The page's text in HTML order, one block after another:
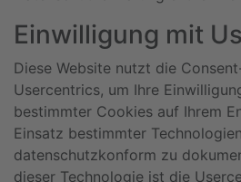
Einwilligung mit
Diese Website nutzt die
Usercentrics, um Ihre
bestimmter Cookies auf Ihrem
Einsatz bestimmter
datenschutzkonform zu
dieser Technologie ist die